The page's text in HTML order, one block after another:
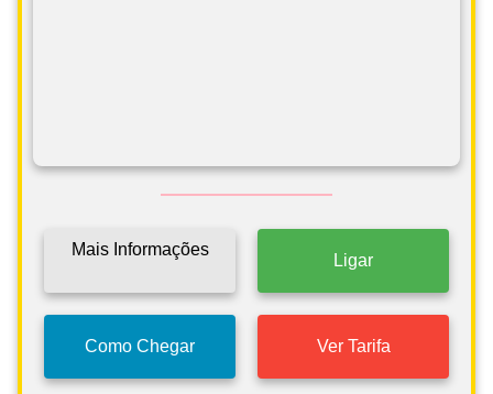
Mais Informações
Ligar
Como Chegar Ver Tarifa